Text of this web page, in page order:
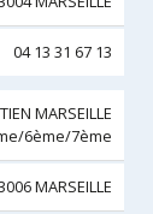
04 13 31 67 13
MARSEILLE
6ème/7ème
MARSEILLE